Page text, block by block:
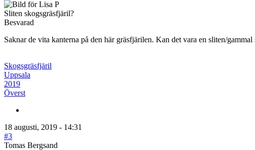
Sliten skogsgräsfjäril?
Besvarad
Saknar de vita kanterna på den här gräsfjärilen. Kan det vara en sliten/
Skogsgräsfjäril
Uppsala
2019
Överst
18 augusti, 2019 - 14:31
#3
Tomas Bergsand